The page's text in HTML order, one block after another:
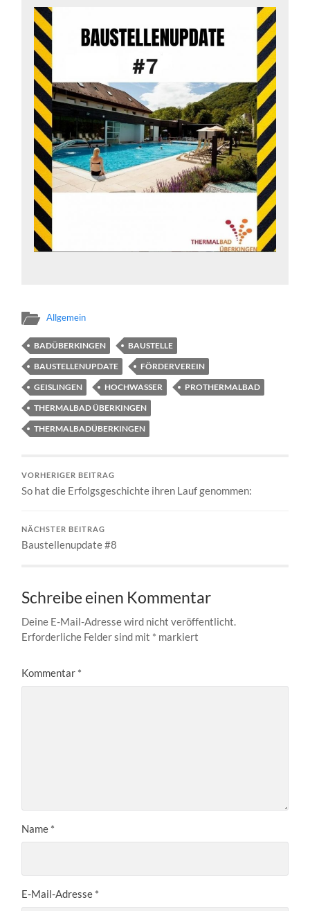
Allgemein
BADÜBERKINGEN
BAUSTELLE
BAUSTELLENUPDATE
FÖRDERVEREIN
GEISLINGEN
HOCHWASSER
PROTHERMALBAD
THERMALBAD ÜBERKINGEN
THERMALBADÜBERKINGEN
VORHERIGER BEITRAG
So hat die Erfolgsgeschichte ihren Lauf genommen:
NÄCHSTER BEITRAG
Baustellenupdate #8
Schreibe einen Kommentar
Deine E-Mail-Adresse wird nicht veröffentlicht.
Erforderliche Felder sind mit * markiert
Kommentar *
Name *
E-Mail-Adresse *